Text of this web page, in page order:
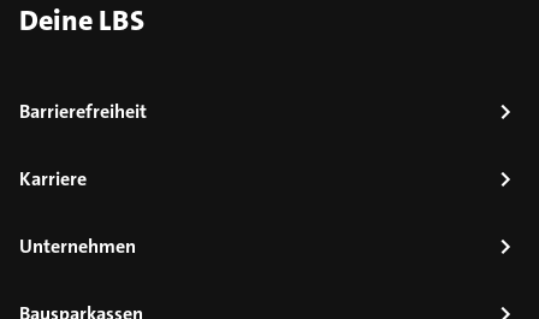
Deine LBS
Barrierefreiheit
Karriere
Unternehmen
Bausparkassen